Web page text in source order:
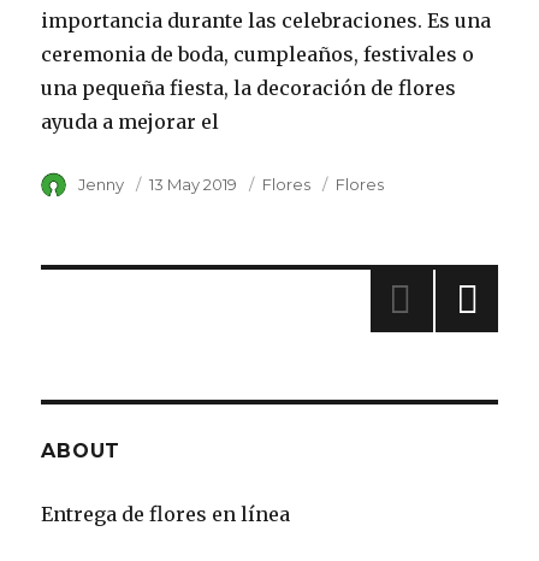
importancia durante las celebraciones. Es una
ceremonia de boda, cumpleaños, festivales o
una pequeña fiesta, la decoración de flores
ayuda a mejorar el
Author
Jenny
Posted
13 May 2019 Category
Flores Tags
Flores
ABOUT
Entrega de flores en línea